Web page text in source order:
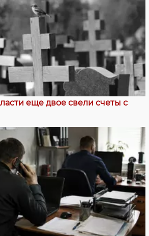
еще двое свели счеты с